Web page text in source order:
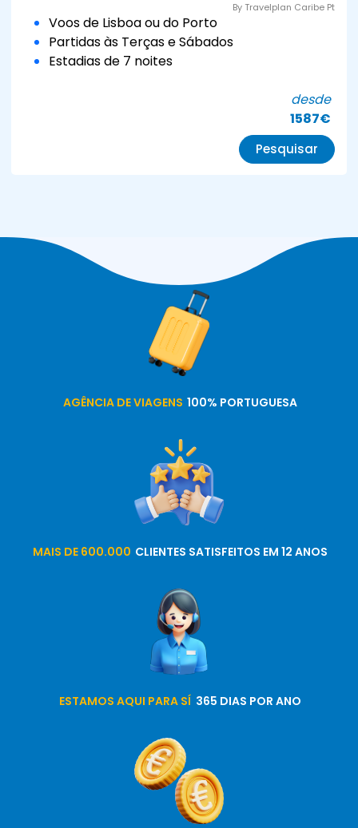
By Travelplan Caribe Pt
Voos de Lisboa ou do Porto
Partidas às Terças e Sábados
Estadias de 7 noites
desde
1587€
Pesquisar
AGÊNCIA DE VIAGENS 100% PORTUGUESA
MAIS DE 600.000 CLIENTES SATISFEITOS EM 12 ANOS
ESTAMOS AQUI PARA SÍ 365 DIAS POR ANO